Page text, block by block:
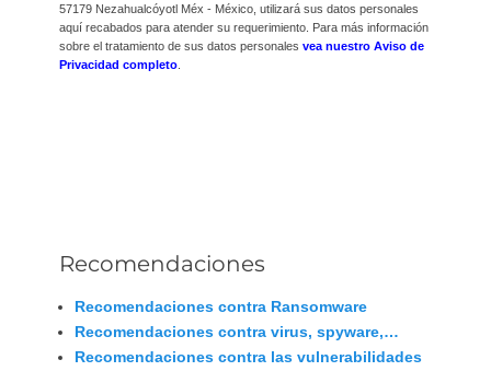
57179 Nezahualcóyotl Méx - México, utilizará sus datos personales
aquí recabados para atender su requerimiento. Para más información
sobre el tratamiento de sus datos personales vea nuestro Aviso de
Privacidad completo
Recomendaciones
Recomendaciones contra Ransomware
Recomendaciones contra virus, spyware,…
Recomendaciones contra las vulnerabilidades